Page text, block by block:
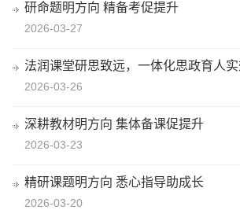
研命题明方向 精备考促提升
2026-03-27
法润课堂研思致远，一体化思政育人
2026-03-26
深耕教材明方向 集体备课促提升
2026-03-23
精研课题明方向 悉心指导助成长
2026-03-20